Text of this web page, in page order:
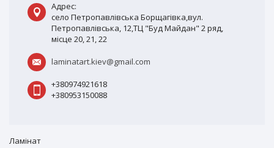
Адрес:
село Петропавлівська Борщагівка,вул.
Петропавлівська, 12,ТЦ "Буд Майдан" 2 ряд,
місце 20, 21, 22
laminatart.kiev@gmail.com
+380974921618
+380953150088
Ламiнат